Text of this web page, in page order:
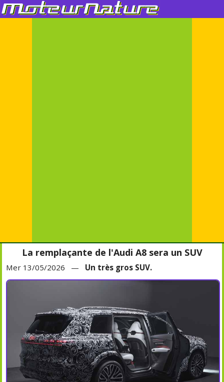
La remplaçante de l'Audi A8 sera un SUV
Mer 13/05/2026 — Un très gros SUV.